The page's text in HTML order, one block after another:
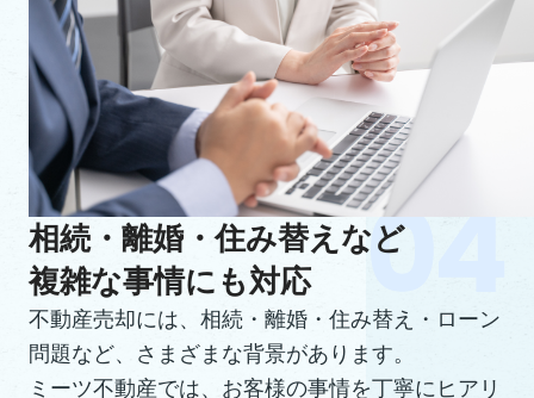
相続・離婚・住み替えなど
複雑な事情にも対応
不動産売却には、相続・離婚・住み替え・ローン
問題など、さまざまな背景があります。
ミーツ不動産では、お客様の事情を丁寧にヒアリ